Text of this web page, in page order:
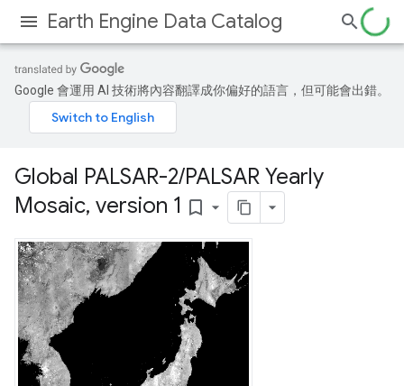
Earth Engine Data Catalog
Google 會運用 AI 技術將內容翻譯成你偏好的語言，但可能會出錯。
Global PALSAR-2/PALSAR Yearly
Mosaic, version 1 bookmark_border